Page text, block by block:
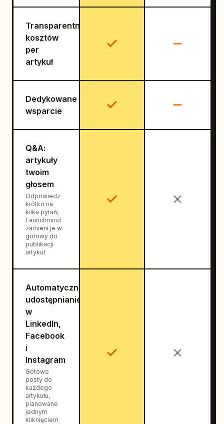
Transparentność
kosztów
per
artykuł
Dedykowane
wsparcie
Q&A:
artykuły
twoim
głosem
Odpowiedz
krótko na
kilka pytań;
Launchmind
zamieni je w
gotowy do
publikacji
artykuł
Automatyczne
udostępnianie
w
LinkedIn,
Facebook
i
Instagram
Gotowe
posty do
każdego
artykułu,
planowane
jednym
kliknięciem